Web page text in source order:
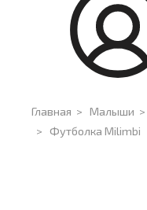
Главная > Малыши >
> Футболка Milimbi